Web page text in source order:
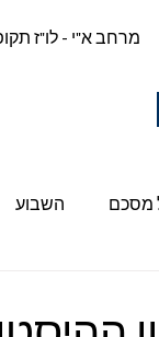
מרחב א"י - לו"ז
מסכם השבוע